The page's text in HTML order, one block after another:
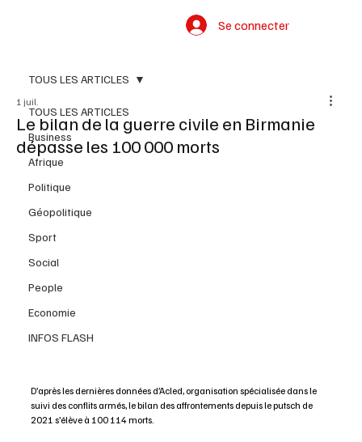
Se connecter
TOUS LES ARTICLES
Business
Afrique
Politique
Géopolitique
Sport
Social
People
Economie
INFOS FLASH
TOUS LES ARTICLES
Le bilan de la guerre civile en Birmanie
dépasse les 100 000 morts
1 juil.
D’après les dernières données d’Acled, organisation spécialisée dans le
suivi des conflits armés, le bilan des affrontements depuis le putsch de
2021 s’élève à 100 114 morts.